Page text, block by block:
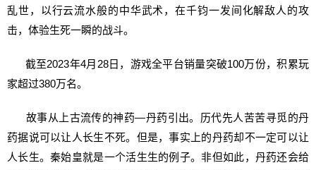
乱世，以行云流水般的中华武术，在千钧一发间化解敌人的攻
击，体验生死一瞬的战斗。
截至2023年4月28日，游戏全平台销量突破100万份，积累玩
家超过380万名。
故事从上古流传的神药—丹药引出。历代先人苦苦寻觅的丹
药据说可以让人长生不死。但是，事实上的丹药却不一定可以让
人长生。秦始皇就是一个活生生的例子。非但如此，丹药还会给